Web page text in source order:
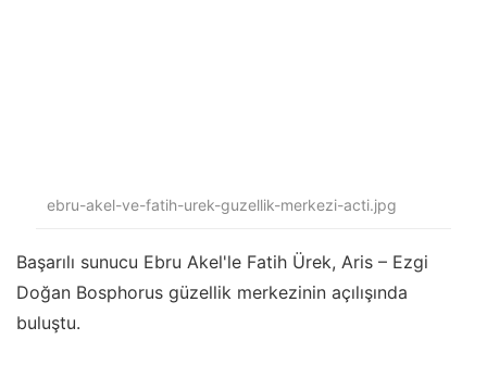
ebru-akel-ve-fatih-urek-guzellik-merkezi-acti.jpg
Başarılı sunucu Ebru Akel'le Fatih Ürek, Aris – Ezgi
Doğan Bosphorus güzellik merkezinin açılışında
buluştu.